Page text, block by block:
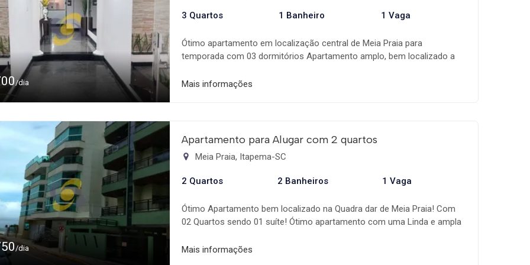
/dia
3 Quartos 1 Banheiro 1 Vaga
Ótimo apartamento em localização central de Meia Praia para
temporada com 03 dormitórios Apartamento amplo, bem localizado a
Koch, e todo comércio local.  03 Dormitórios - sendo 01 suíte; Todos
garagem privativa - cabe camionete.  Wi-Fi.  Dormitórios com cama de
casal;  02 colchões de solteiros extras; Disponível para locação de
temporada. Consulte valores e datas disponíveis!
Mais informações
/dia
Apartamento para Alugar com 2 quartos
Meia Praia, Itapema-SC
2 Quartos 2 Banheiros 1 Vaga
Ótimo Apartamento bem localizado na Quadra dar de Meia Praia! Com
02 Quartos sendo 01 suíte! Ótimo apartamento com uma Linda e ampla
restaurantes, Pizzaria, Supermercados, Shopping, comércio local.
Mais informações